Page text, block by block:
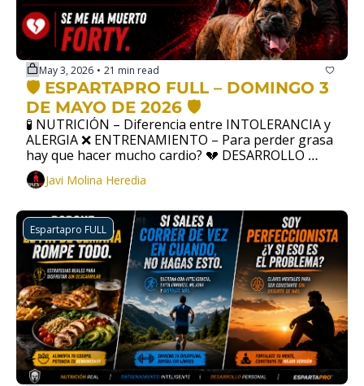
May 3, 2026 • 21 min read
🛡️ ESPARTAPRO FULL – DOMINGO 3
DE MAYO DE 2026 🛡️
🧪 NUTRICIÓN – Diferencia entre INTOLERANCIA y
ALERGIA ❌ ENTRENAMIENTO – Para perder grasa
hay que hacer mucho cardio? 💔 DESARROLLO
PERSONAL –  Se me ha muerto Forty
Javi Molina Heredia
Espartapro FULL